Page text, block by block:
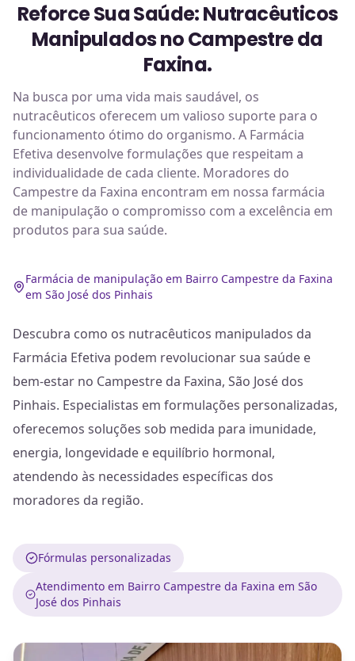
Reforce Sua Saúde: Nutracêuticos
Manipulados no Campestre da
Faxina.
Na busca por uma vida mais saudável, os
nutracêuticos oferecem um valioso suporte para o
funcionamento ótimo do organismo. A Farmácia
Efetiva desenvolve formulações que respeitam a
individualidade de cada cliente. Moradores do
Campestre da Faxina encontram em nossa farmácia
de manipulação o compromisso com a excelência em
produtos para sua saúde.
Farmácia de manipulação em Bairro Campestre da Faxina
em São José dos Pinhais
Descubra como os nutracêuticos manipulados da
Farmácia Efetiva podem revolucionar sua saúde e
bem-estar no Campestre da Faxina, São José dos
Pinhais. Especialistas em formulações personalizadas,
oferecemos soluções sob medida para imunidade,
energia, longevidade e equilíbrio hormonal,
atendendo às necessidades específicas dos
moradores da região.
Fórmulas personalizadas
Atendimento em Bairro Campestre da Faxina em São
José dos Pinhais